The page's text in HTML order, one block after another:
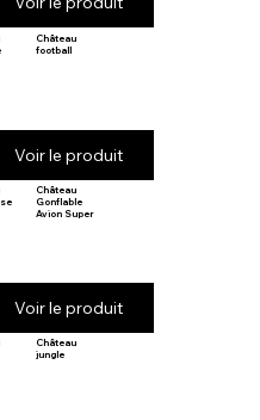
Château
football
Voir le produit
Château
Gonflable
Avion Super
Voir le produit
Château
jungle